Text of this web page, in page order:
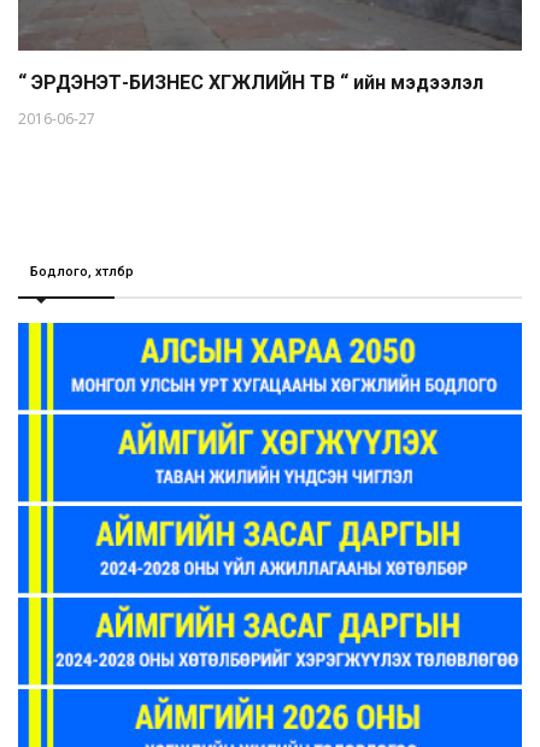
“ ЭРДЭНЭТ-БИЗНЕС ХӨГЖЛИЙН ТӨВ “ ийн мэдээлэл
2016-06-27
Бодлого, хөтөлбөр